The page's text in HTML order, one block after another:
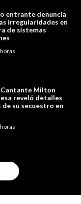
entrante denuncia
irregularidades en
de sistemas
Cantante Milton
reveló detalles
su secuestro en